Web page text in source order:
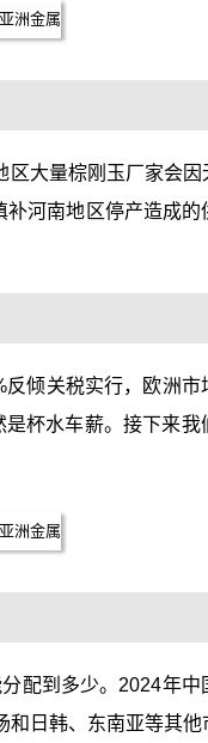
大量棕刚玉厂家会因
河南地区停产造成的
倾关税实行，欧洲市
杯水车薪。接下来我
配到多少。2024年中
日韩、东南亚等其他